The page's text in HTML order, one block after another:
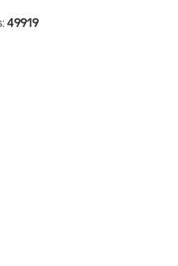
49919